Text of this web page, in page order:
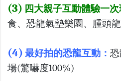
(3) 四大親子互動體驗一次
食、恐龍氣墊樂園、腫頭
(4) 最好拍的恐龍互動：
場(驚嚇度100%)